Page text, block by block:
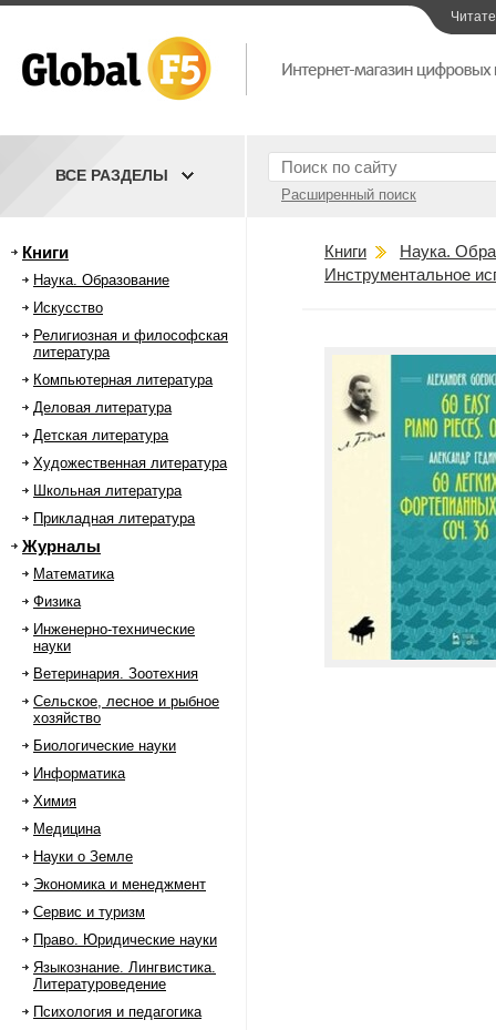
Расширенный поиск
ВСЕ РАЗДЕЛЫ
Книги
Наука. Образование
Искусство
Религиозная и философская
литература
Компьютерная литература
Деловая литература
Детская литература
Художественная литература
Школьная литература
Прикладная литература
Журналы
Математика
Физика
Инженерно-технические
науки
Ветеринария. Зоотехния
Сельское, лесное и рыбное
хозяйство
Биологические науки
Информатика
Химия
Медицина
Науки о Земле
Экономика и менеджмент
Сервис и туризм
Право. Юридические науки
Языкознание. Лингвистика.
Литературоведение
Психология и педагогика
Книги
Наука.
Инструментальное